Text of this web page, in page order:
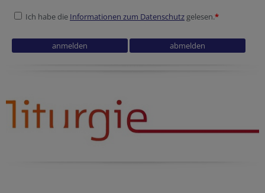
Ich habe die Informationen zum Datenschutz gelesen.*